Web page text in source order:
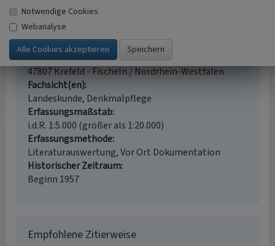
Kirchengebäude
Straße / Hausnummer
Kölner Straße 480
Ort
47807 Krefeld - Fischeln / Nordrhein-Westfalen
Fachsicht(en)
Landeskunde, Denkmalpflege
Erfassungsmaßstab
i.d.R. 1:5.000 (größer als 1:20.000)
Erfassungsmethode
Literaturauswertung, Vor Ort Dokumentation
Historischer Zeitraum
Beginn 1957
Empfohlene Zitierweise
Notwendige Cookies
Webanalyse